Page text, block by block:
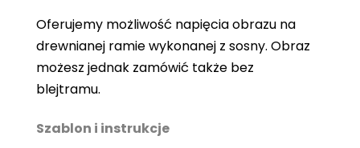
Oferujemy możliwość napięcia obrazu na
drewnianej ramie wykonanej z sosny. Obraz
możesz jednak zamówić także bez
blejtramu.
Szablon i instrukcje